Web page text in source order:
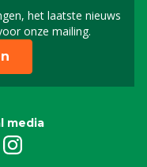
het laatste nieuws
onze mailing.
je in voor onze
media